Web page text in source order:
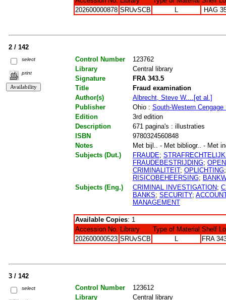
202600000878 SRUvSCB HAG
2 / 142
select
print
Control Number
123762
Library
Central library
Signature
FRA 343.5
Title
Fraud examination
Author(s)
Albrecht, Steve W....[et al.]
Publisher
Ohio : South-Western Cengage
Edition
3rd edition
Description
671 pagina's : illustraties
ISBN
9780324560848
Notes
Met bijl.. - Met bibliogr.. - Met
Subjects (Dut.)
FRAUDE;
FRAUDEBESTRIJDING;
CRIMINALITEIT; OPLICHTING
RISICOBEHEERSING;
Subjects (Eng.)
CRIMINAL INVESTIGATION;
BANKS; SECURITY;
MANAGEMENT
Available Copies: 1
Accession No. Library Type of Material Shelf
202600000523 SRUvSCB L FRA
3 / 142
select Control Number
123612
Library
Central library